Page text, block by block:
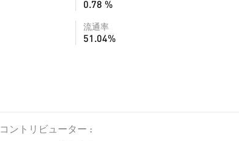
0.78 %
流通率
51.04%
コントリビューター :